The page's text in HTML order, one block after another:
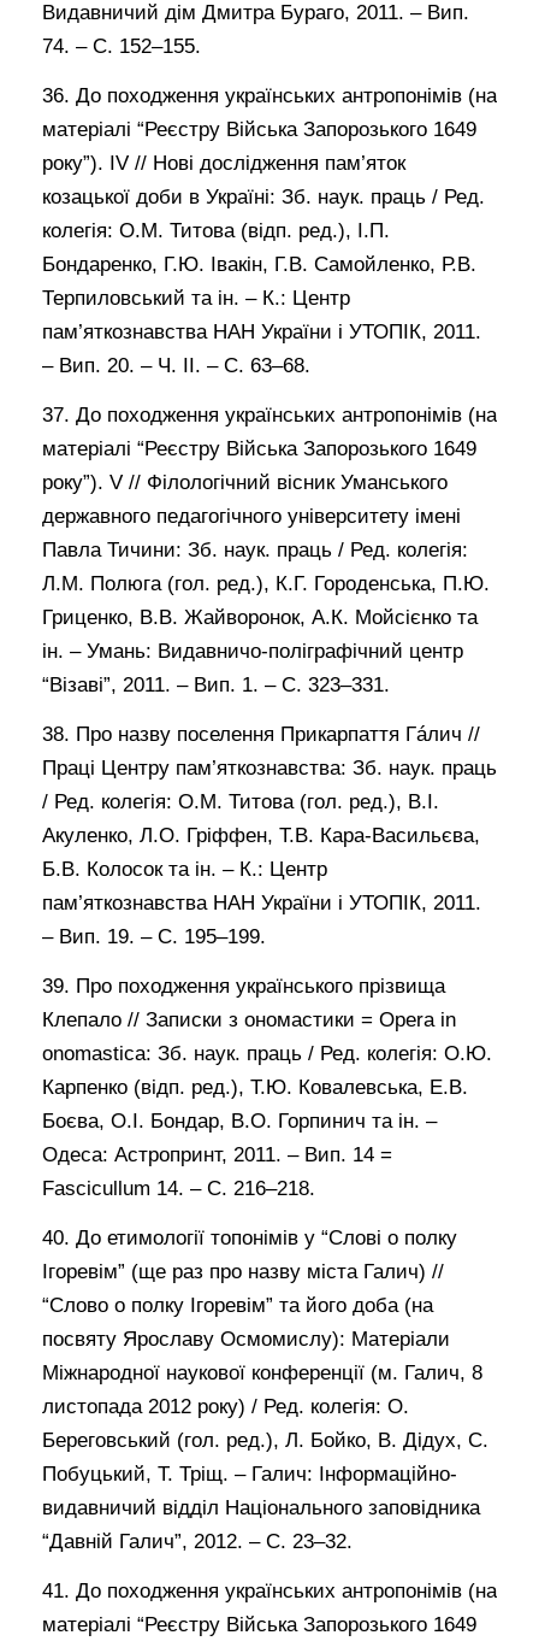
Видавничий дім Дмитра Бураго, 2011. – Вип.
74. – С. 152–155.
36. До походження українських антропонімів (на
матеріалі “Реєстру Війська Запорозького 1649
року”). ІV // Нові дослідження пам’яток
козацької доби в Україні: Зб. наук. праць / Ред.
колегія: О.М. Титова (відп. ред.), І.П.
Бондаренко, Г.Ю. Івакін, Г.В. Самойленко, Р.В.
Терпиловський та ін. – К.: Центр
пам’яткознавства НАН України і УТОПІК, 2011.
– Вип. 20. – Ч. ІІ. – С. 63–68.
37. До походження українських антропонімів (на
матеріалі “Реєстру Війська Запорозького 1649
року”). V // Філологічний вісник Уманського
державного педагогічного університету імені
Павла Тичини: Зб. наук. праць / Ред. колегія:
Л.М. Полюга (гол. ред.), К.Г. Городенська, П.Ю.
Гриценко, В.В. Жайворонок, А.К. Мойсієнко та
ін. – Умань: Видавничо-поліграфічний центр
“Візаві”, 2011. – Вип. 1. – С. 323–331.
38. Про назву поселення Прикарпаття Гáлич //
Праці Центру пам’яткознавства: Зб. наук. праць
/ Ред. колегія: О.М. Титова (гол. ред.), В.І.
Акуленко, Л.О. Гріффен, Т.В. Кара-Васильєва,
Б.В. Колосок та ін. – К.: Центр
пам’яткознавства НАН України і УТОПІК, 2011.
– Вип. 19. – С. 195–199.
39. Про походження українського прізвища
Клепало // Записки з ономастики = Opera in
onomastica: Зб. наук. праць / Ред. колегія: О.Ю.
Карпенко (відп. ред.), Т.Ю. Ковалевська, Е.В.
Боєва, О.І. Бондар, В.О. Горпинич та ін. –
Одеса: Астропринт, 2011. – Вип. 14 =
Fascicullum 14. – С. 216–218.
40. До етимології топонімів у “Слові о полку
Ігоревім” (ще раз про назву міста Галич) //
“Слово о полку Ігоревім” та його доба (на
посвяту Ярославу Осмомислу): Матеріали
Міжнародної наукової конференції (м. Галич, 8
листопада 2012 року) / Ред. колегія: О.
Береговський (гол. ред.), Л. Бойко, В. Дідух, С.
Побуцький, Т. Тріщ. – Галич: Інформаційно-
видавничий відділ Національного заповідника
“Давній Галич”, 2012. – С. 23–32.
41. До походження українських антропонімів (на
матеріалі “Реєстру Війська Запорозького 1649